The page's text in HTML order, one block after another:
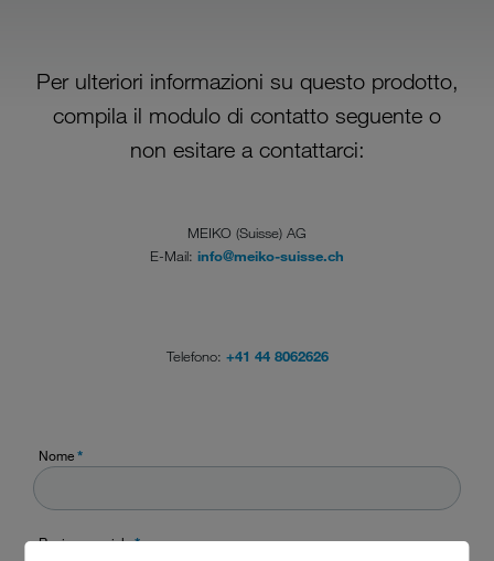
Per ulteriori informazioni su questo prodotto,
compila il modulo di contatto seguente o
non esitare a contattarci:
MEIKO (Suisse) AG
E-Mail: info@meiko-suisse.ch
Telefono: +41 44 8062626
Nome*
Ragione sociale*